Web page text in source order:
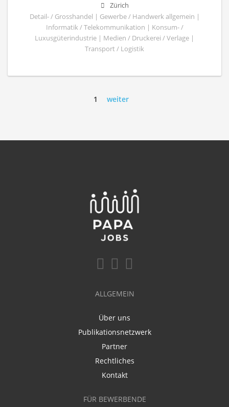
Zürich
Detail- / Grosshandel | Gewerbe / Handwerk allgemein |
Informatik / Telekommunikation | Konsum- /
Luxusgüterindustrie | Medien / Druckerei / Verlage |
Transport / Logistik
1 weiter
ALLGEMEIN
Über uns
Publikationsnetzwerk
Partner
Rechtliches
Kontakt
FÜR BEWERBENDE